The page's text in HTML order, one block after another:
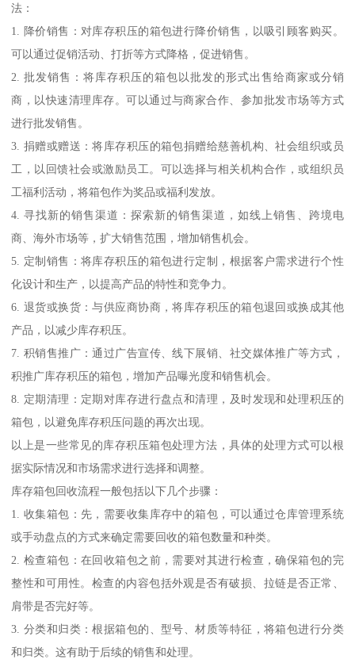
法：
1. 降价销售：对库存积压的箱包进行降价销售，以吸引顾客购买。
可以通过促销活动、打折等方式降格，促进销售。
2. 批发销售：将库存积压的箱包以批发的形式出售给商家或分销
商，以快速清理库存。可以通过与商家合作、参加批发市场等方式
进行批发销售。
3. 捐赠或赠送：将库存积压的箱包捐赠给慈善机构、社会组织或员
工，以回馈社会或激励员工。可以选择与相关机构合作，或组织员
工福利活动，将箱包作为奖品或福利发放。
4. 寻找新的销售渠道：探索新的销售渠道，如线上销售、跨境电
商、海外市场等，扩大销售范围，增加销售机会。
5. 定制销售：将库存积压的箱包进行定制，根据客户需求进行个性
化设计和生产，以提高产品的特性和竞争力。
6. 退货或换货：与供应商协商，将库存积压的箱包退回或换成其他
产品，以减少库存积压。
7. 积销售推广：通过广告宣传、线下展销、社交媒体推广等方式，
积推广库存积压的箱包，增加产品曝光度和销售机会。
8. 定期清理：定期对库存进行盘点和清理，及时发现和处理积压的
箱包，以避免库存积压问题的再次出现。
以上是一些常见的库存积压箱包处理方法，具体的处理方式可以根
据实际情况和市场需求进行选择和调整。
库存箱包回收流程一般包括以下几个步骤：
1. 收集箱包：先，需要收集库存中的箱包，可以通过仓库管理系统
或手动盘点的方式来确定需要回收的箱包数量和种类。
2. 检查箱包：在回收箱包之前，需要对其进行检查，确保箱包的完
整性和可用性。检查的内容包括外观是否有破损、拉链是否正常、
肩带是否完好等。
3. 分类和归类：根据箱包的、型号、材质等特征，将箱包进行分类
和归类。这有助于后续的销售和处理。